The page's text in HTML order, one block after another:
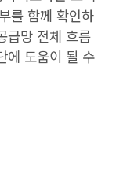
를 함께 확인하
급망 전체 흐름
에 도움이 될 수